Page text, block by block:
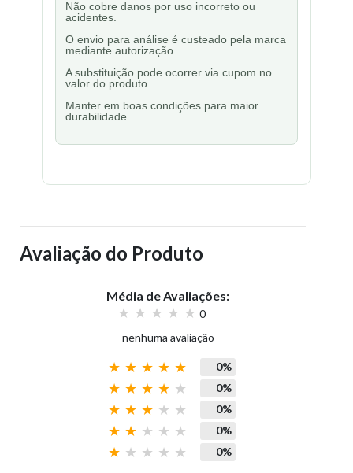
Não cobre danos por uso incorreto ou
acidentes.
O envio para análise é custeado pela marca
mediante autorização.
A substituição pode ocorrer via cupom no
valor do produto.
Manter em boas condições para maior
durabilidade.
Avaliação do Produto
Média de Avaliações:
0
nenhuma avaliação
0%
0%
0%
0%
0%